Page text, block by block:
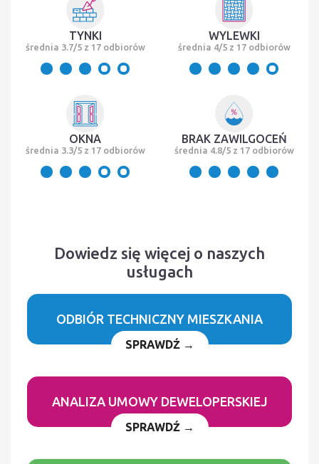
TYNKI
średnia 3.7/5 z 17 odbiorów
WYLEWKI
średnia 4/5 z 17 odbiorów
OKNA
średnia 3.3/5 z 17 odbiorów
BRAK ZAWILGOCEŃ
średnia 4.8/5 z 17 odbiorów
Dowiedz się więcej o naszych
usługach
ODBIÓR TECHNICZNY MIESZKANIA
SPRAWDŹ →
ANALIZA UMOWY DEWELOPERSKIEJ
SPRAWDŹ →